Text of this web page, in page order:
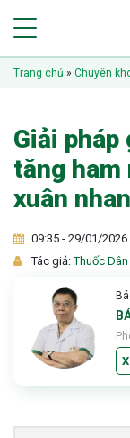
Trang chủ » Chuyên
Giải pháp
tăng ham
xuân
09:35 - 29/01/2026
Tác giả:Thuốc